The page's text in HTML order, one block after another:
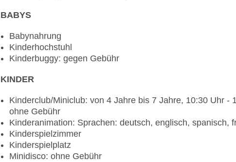
BABYS
Babynahrung
Kinderhochstuhl
Kinderbuggy: gegen Gebühr
KINDER
Kinderclub/Miniclub: von 4 Jahre bis 7 Jahre, 10:30 Uhr -
ohne Gebühr
Kinderanimation: Sprachen: deutsch, englisch, spanisch,
Kinderspielzimmer
Kinderspielplatz
Minidisco: ohne Gebühr